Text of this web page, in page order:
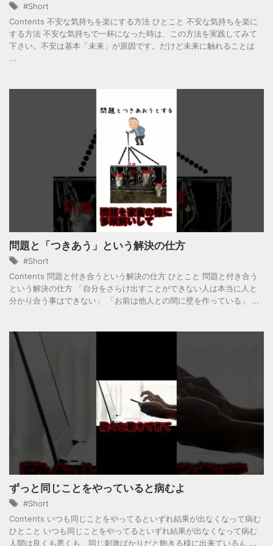
#Short
Contents 不安な気持ちを楽にする方法 ひとこと 不安な気持ちを楽に
する方法 不安な気持ちで一杯になった時は、この方法を実践してみて
下さい。不安は基本「未来」が原因です。だけど未来に触れることは
...
問題と「つきあう」という解決の仕方
#Short
Contents 問題と付き合うという解決の仕方 ひとこと 問題と付き合う
という解決の仕方 「自分をさらけ出すことができない人は本当に人と
分かり合う事はできない」 「お前は他人との間に壁を作っている」 ...
ずっと同じことをやっていると病むよ
#Short
Contents いつも同じことをやってるといずれ結果が出なくなって病む
ひとこと いつも同じことをやってるといずれ結果が出なくなって病む
人間は良くも悪くも、同じ刺激ばかりだと飽きる様に出来ているん ...